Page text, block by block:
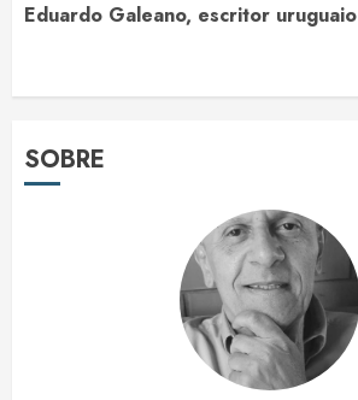
Eduardo Galeano, escritor uruguaio
SOBRE